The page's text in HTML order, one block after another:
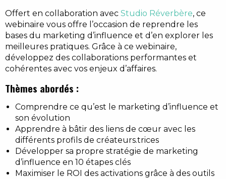
Offert en collaboration avec Studio Réverbère, ce
webinaire vous offre l’occasion de reprendre les
bases du marketing d’influence et d’en explorer les
meilleures pratiques. Grâce à ce webinaire,
développez des collaborations performantes et
cohérentes avec vos enjeux d’affaires.
Thèmes abordés :
Comprendre ce qu’est le marketing d’influence et
son évolution
Apprendre à bâtir des liens de cœur avec les
différents profils de créateurs.trices
Développer sa propre stratégie de marketing
d’influence en 10 étapes clés
Maximiser le ROI des activations grâce à des outils